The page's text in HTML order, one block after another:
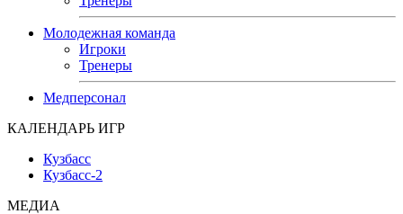
Молодежная команда
Игроки
Тренеры
Медперсонал
КАЛЕНДАРЬ ИГР
Кузбасс
Кузбасс-2
МЕДИА